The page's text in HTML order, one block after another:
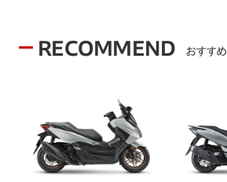
RECOMMEND おすすめ